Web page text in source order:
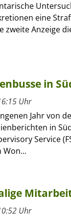
eine
zweite Anzeige
in
Uhr
Jahr von
in
Service
Won...
Uhr